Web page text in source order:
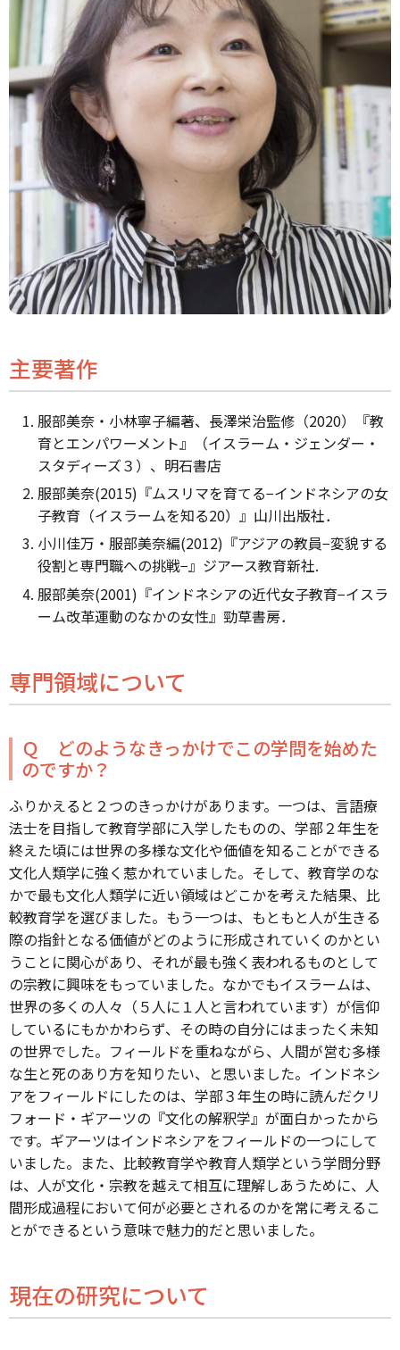
主要著作
服部美奈・小林寧子編著、長澤栄治監修（2020）『教
育とエンパワーメント』（イスラーム・ジェンダー・
スタディーズ３）、明石書店
服部美奈(2015)『ムスリマを育てる−インドネシアの女
子教育（イスラームを知る20）』山川出版社．
小川佳万・服部美奈編(2012)『アジアの教員−変貌する
役割と専門職への挑戦−』ジアース教育新社.
服部美奈(2001)『インドネシアの近代女子教育−イスラ
ーム改革運動のなかの女性』勁草書房．
専門領域について
Ｑ どのようなきっかけでこの学問を始めた
のですか？
ふりかえると２つのきっかけがあります。一つは、言語療
法士を目指して教育学部に入学したものの、学部２年生を
終えた頃には世界の多様な文化や価値を知ることができる
文化人類学に強く惹かれていました。そして、教育学のな
かで最も文化人類学に近い領域はどこかを考えた結果、比
較教育学を選びました。もう一つは、もともと人が生きる
際の指針となる価値がどのように形成されていくのかとい
うことに関心があり、それが最も強く表われるものとして
の宗教に興味をもっていました。なかでもイスラームは、
世界の多くの人々（５人に１人と言われています）が信仰
しているにもかかわらず、その時の自分にはまったく未知
の世界でした。フィールドを重ねながら、人間が営む多様
な生と死のあり方を知りたい、と思いました。インドネシ
アをフィールドにしたのは、学部３年生の時に読んだクリ
フォード・ギアーツの『文化の解釈学』が面白かったから
です。ギアーツはインドネシアをフィールドの一つにして
いました。また、比較教育学や教育人類学という学問分野
は、人が文化・宗教を越えて相互に理解しあうために、人
間形成過程において何が必要とされるのかを常に考えるこ
とができるという意味で魅力的だと思いました。
現在の研究について